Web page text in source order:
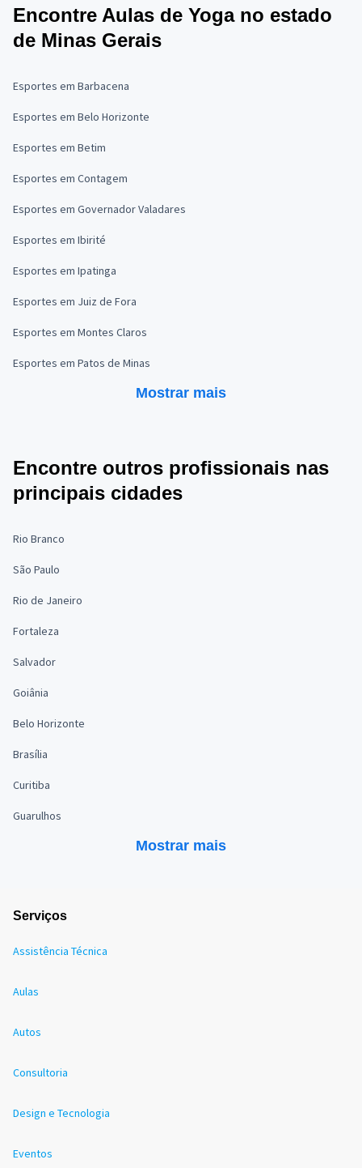
Encontre Aulas de Yoga no estado
de Minas Gerais
Esportes em Barbacena
Esportes em Belo Horizonte
Esportes em Betim
Esportes em Contagem
Esportes em Governador Valadares
Esportes em Ibirité
Esportes em Ipatinga
Esportes em Juiz de Fora
Esportes em Montes Claros
Esportes em Patos de Minas
Mostrar mais
Encontre outros profissionais nas
principais cidades
Rio Branco
São Paulo
Rio de Janeiro
Fortaleza
Salvador
Goiânia
Belo Horizonte
Brasília
Curitiba
Guarulhos
Mostrar mais
Serviços
Assistência Técnica
Aulas
Autos
Consultoria
Design e Tecnologia
Eventos